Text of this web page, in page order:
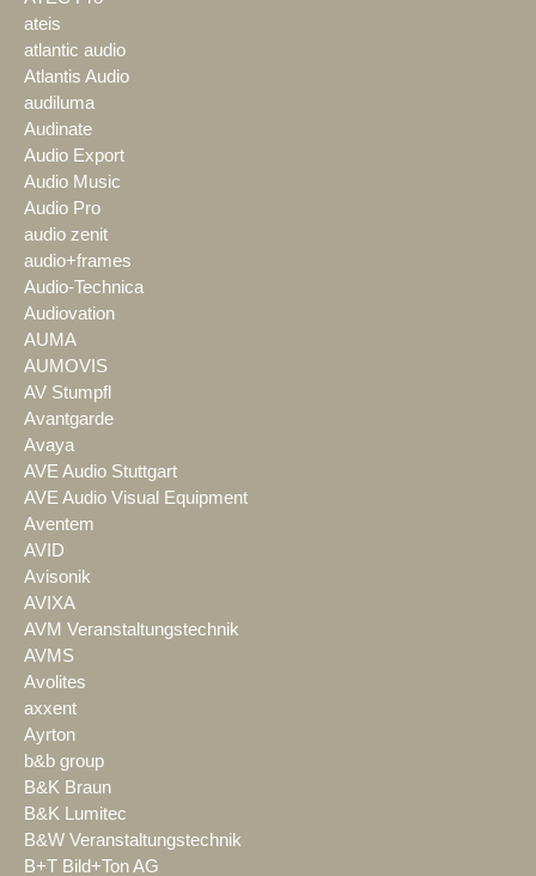
ateis
atlantic audio
Atlantis Audio
audiluma
Audinate
Audio Export
Audio Music
Audio Pro
audio zenit
audio+frames
Audio-Technica
Audiovation
AUMA
AUMOVIS
AV Stumpfl
Avantgarde
Avaya
AVE Audio Stuttgart
AVE Audio Visual Equipment
Aventem
AVID
Avisonik
AVIXA
AVM Veranstaltungstechnik
AVMS
Avolites
axxent
Ayrton
b&b group
B&K Braun
B&K Lumitec
B&W Veranstaltungstechnik
B+T Bild+Ton AG